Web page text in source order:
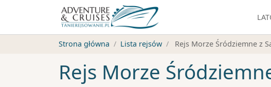
Strona główna Lista rejsów Rejs Morze Śródziemne z
Rejs Morze